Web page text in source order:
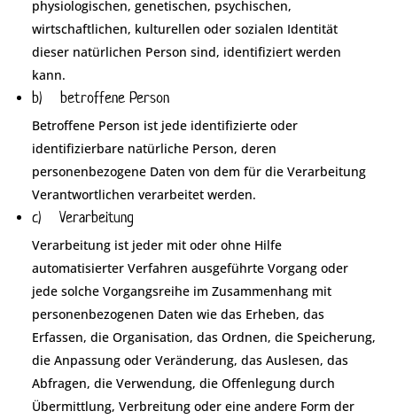
physiologischen, genetischen, psychischen,
wirtschaftlichen, kulturellen oder sozialen Identität
dieser natürlichen Person sind, identifiziert werden
kann.
b) betroffene Person
Betroffene Person ist jede identifizierte oder
identifizierbare natürliche Person, deren
personenbezogene Daten von dem für die Verarbeitung
Verantwortlichen verarbeitet werden.
c) Verarbeitung
Verarbeitung ist jeder mit oder ohne Hilfe
automatisierter Verfahren ausgeführte Vorgang oder
jede solche Vorgangsreihe im Zusammenhang mit
personenbezogenen Daten wie das Erheben, das
Erfassen, die Organisation, das Ordnen, die Speicherung,
die Anpassung oder Veränderung, das Auslesen, das
Abfragen, die Verwendung, die Offenlegung durch
Übermittlung, Verbreitung oder eine andere Form der